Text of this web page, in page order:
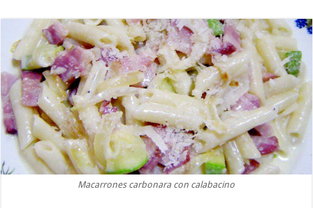
Macarrones carbonara con calabacino